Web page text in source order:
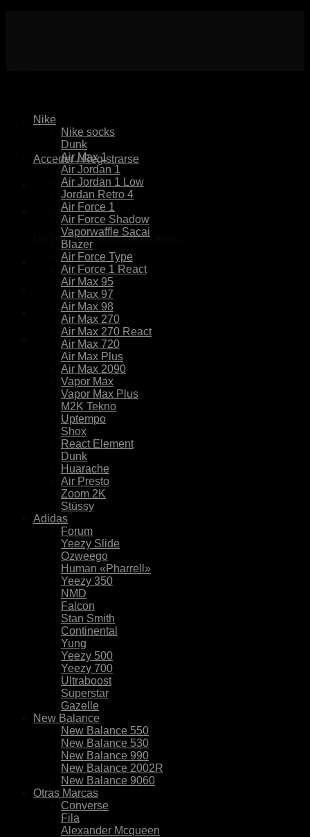
Acceder / Registrarse
Carrito
No hay productos en el carrito.
Nike
Nike socks
Dunk
Air Max 1
Air Jordan 1
Air Jordan 1 Low
Jordan Retro 4
Air Force 1
Air Force Shadow
Vaporwaffle Sacai
Blazer
Air Force Type
Air Force 1 React
Air Max 95
Air Max 97
Air Max 98
Air Max 270
Air Max 270 React
Air Max 720
Air Max Plus
Air Max 2090
Vapor Max
Vapor Max Plus
M2K Tekno
Uptempo
Shox
React Element
Dunk
Huarache
Air Presto
Zoom 2K
Stüssy
Adidas
Forum
Yeezy Slide
Ozweego
Human «Pharrell»
Yeezy 350
NMD
Falcon
Stan Smith
Continental
Yung
Yeezy 500
Yeezy 700
Ultraboost
Superstar
Gazelle
New Balance
New Balance 550
New Balance 530
New Balance 990
New Balance 2002R
New Balance 9060
Otras Marcas
Converse
Fila
Alexander Mcqueen